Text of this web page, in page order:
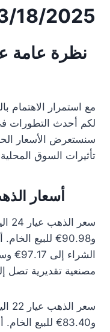
18/2025
نظرة عامة
مع استمرار الاهتمام
لكم أحدث التطورات
سنستعرض الأسعار
تأثيرات السوق المحلية
أسعار
و90.98€ للبيع
مصنعية تقديرية تصل إلى
و83.40€ للبيع